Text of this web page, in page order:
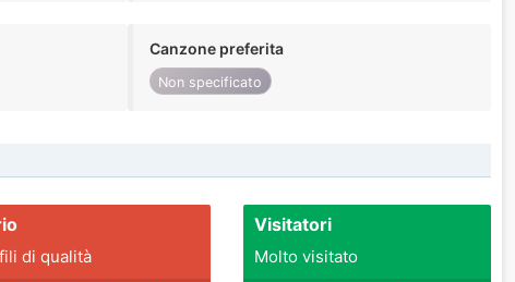
Canzone preferita
Non specificato
di qualità
Visitatori
Molto visitato